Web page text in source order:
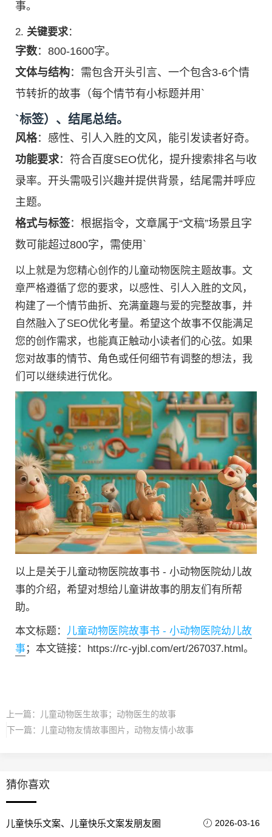
事。
2. 关键要求：
字数：800-1600字。
文体与结构：需包含开头引言、一个包含3-6个情
节转折的故事（每个情节有小标题并用`
`标签）、结尾总结。
风格：感性、引人入胜的文风，能引发读者好奇。
功能要求：符合百度SEO优化，提升搜索排名与收
录率。开头需吸引兴趣并提供背景，结尾需并呼应
主题。
格式与标签：根据指令，文章属于“文稿”场景且字
数可能超过800字，需使用`
以上就是为您精心创作的儿童动物医院主题故事。文
章严格遵循了您的要求，以感性、引人入胜的文风，
构建了一个情节曲折、充满童趣与爱的完整故事，并
自然融入了SEO优化考量。希望这个故事不仅能满足
您的创作需求，也能真正触动小读者们的心弦。如果
您对故事的情节、角色或任何细节有调整的想法，我
们可以继续进行优化。
以上是关于儿童动物医院故事书 - 小动物医院幼儿故
事的介绍，希望对想给儿童讲故事的朋友们有所帮
助。
本文标题： 儿童动物医院故事书 - 小动物医院幼儿故
事；本文链接：https://rc-yjbl.com/ert/267037.html。
上一篇：
儿童动物医生故事；动物医生的故事
下一篇：
儿童动物友情故事图片，动物友情小故事
猜你喜欢
儿童快乐文案、儿童快乐文案发朋友圈 2026-03-16